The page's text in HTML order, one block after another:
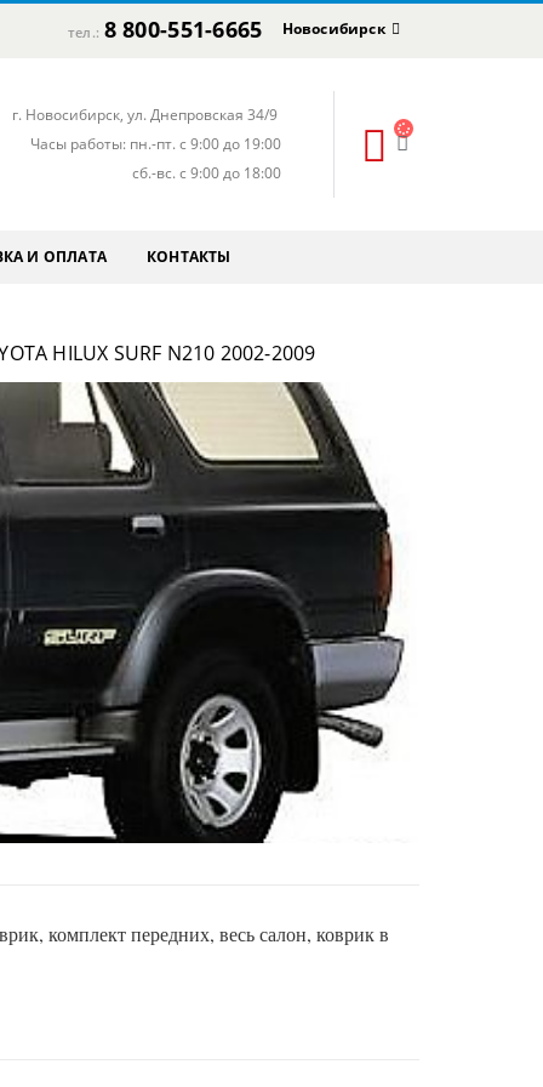
тел.: 8 800-551-6665 Новосибирск
г. Новосибирск, ул. Днепровская 34/9
Часы работы: пн.-пт. с 9:00 до 19:00
сб.-вс. с 9:00 до 18:00
И ОПЛАТА КОНТАКТЫ
HILUX SURF N210 2002-2009
комплект передних, весь салон, коврик в